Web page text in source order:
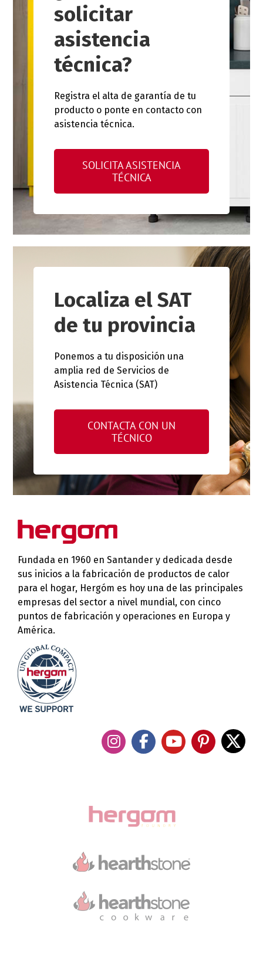
solicitar
asistencia
técnica?
Registra el alta de garantía de tu
producto o ponte en contacto con
asistencia técnica.
SOLICITA ASISTENCIA
TÉCNICA
Localiza el SAT
de tu provincia
Ponemos a tu disposición una
amplia red de Servicios de
Asistencia Técnica (SAT)
CONTACTA CON UN
TÉCNICO
Fundada en 1960 en Santander y dedicada desde
sus inicios a la fabricación de productos de calor
para el hogar, Hergóm es hoy una de las principales
empresas del sector a nivel mundial, con cinco
puntos de fabricación y operaciones en Europa y
América.